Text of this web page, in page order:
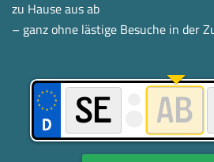
zu Hause aus ab
– ganz ohne lästige Besuche in der